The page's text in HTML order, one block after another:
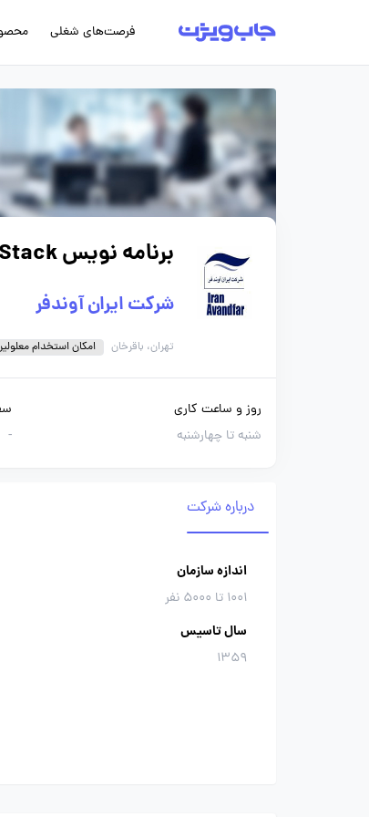
فرصت‌های شغلی
برنامه نویس Full-Stack
شرکت ایران آوندفر
تهران، باقرخان امکان استخدام
روز و ساعت کاری
شنبه تا چهارشنبه
-
درباره شرکت
اندازه سازمان
1001 تا 5000 نفر
سال تاسیس
1359